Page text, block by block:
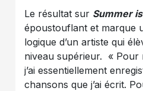
Le résultat sur Summer
époustouflant et marque
logique d’un artiste qui
niveau supérieur. « Pour
j’ai essentiellement
chansons que j’ai écrit.